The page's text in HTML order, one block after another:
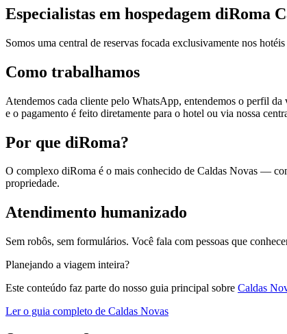
Especialistas em hospedagem diRoma
Somos uma central de reservas focada exclusivamente nos
Como trabalhamos
Atendemos cada cliente pelo WhatsApp, entendemos o perfil
e o pagamento é feito diretamente para o hotel ou via nossa
Por que diRoma?
O complexo diRoma é o mais conhecido de Caldas Novas —
propriedade.
Atendimento humanizado
Sem robôs, sem formulários. Você fala com pessoas que
Planejando a viagem inteira?
Este conteúdo faz parte do nosso guia principal sobre Caldas
Ler o guia completo de Caldas Novas